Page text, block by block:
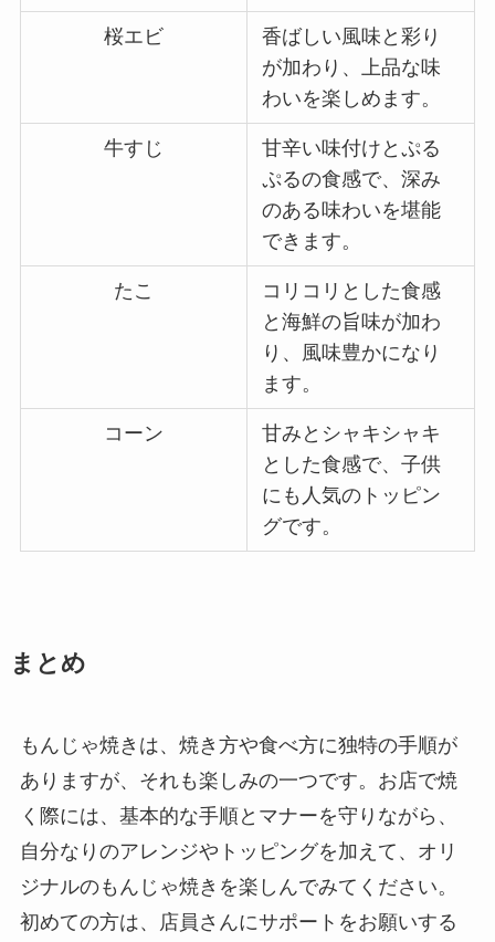
桜エビ
香ばしい風味と彩り
が加わり、上品な味
わいを楽しめます。
牛すじ
甘辛い味付けとぷる
ぷるの食感で、深み
のある味わいを堪能
できます。
たこ
コリコリとした食感
と海鮮の旨味が加わ
り、風味豊かになり
ます。
コーン
甘みとシャキシャキ
とした食感で、子供
にも人気のトッピン
グです。
まとめ
もんじゃ焼きは、焼き方や食べ方に独特の手順が
ありますが、それも楽しみの一つです。お店で焼
く際には、基本的な手順とマナーを守りながら、
自分なりのアレンジやトッピングを加えて、オリ
ジナルのもんじゃ焼きを楽しんでみてください。
初めての方は、店員さんにサポートをお願いする